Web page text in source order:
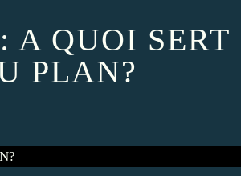
A QUOI SERT
PLAN?